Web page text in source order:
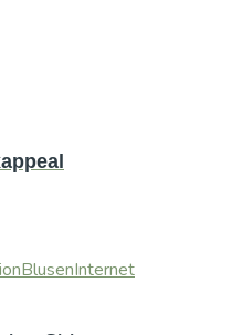
BlusenInternet